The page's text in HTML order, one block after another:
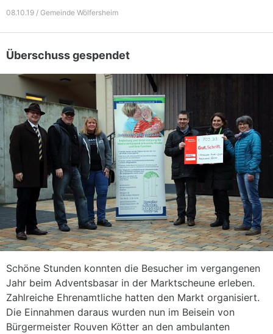
08.10.19 / Gemeinde Wölfersheim
Überschuss gespendet
Schöne Stunden konnten die Besucher im vergangenen
Jahr beim Adventsbasar in der Marktscheune erleben.
Zahlreiche Ehrenamtliche hatten den Markt organisiert.
Die Einnahmen daraus wurden nun im Beisein von
Bürgermeister Rouven Kötter an den ambulanten